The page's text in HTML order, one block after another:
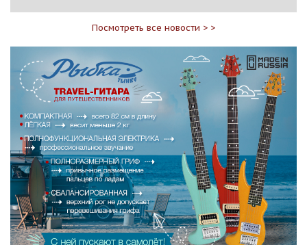
Посмотреть все новости > >